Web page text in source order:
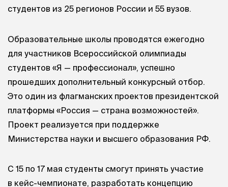
студентов из 25 регионов России и 55 вузов.
Образовательные школы проводятся ежегодно
для участников Всероссийской олимпиады
студентов «Я — профессионал», успешно
прошедших дополнительный конкурсный отбор.
Это один из флагманских проектов президентской
платформы «Россия — страна возможностей».
Проект реализуется при поддержке
Министерства науки и высшего образования РФ.
С 15 по 17 мая студенты смогут принять участие
в кейс-чемпионате, разработать концепцию